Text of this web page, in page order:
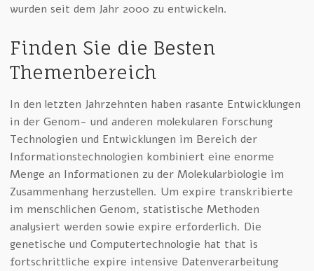
wurden seit dem Jahr 2000 zu entwickeln.
Finden Sie die Besten
Themenbereich
In den letzten Jahrzehnten haben rasante Entwicklungen
in der Genom- und anderen molekularen Forschung
Technologien und Entwicklungen im Bereich der
Informationstechnologien kombiniert eine enorme
Menge an Informationen zu der Molekularbiologie im
Zusammenhang herzustellen. Um expire transkribierte
im menschlichen Genom, statistische Methoden
analysiert werden sowie expire erforderlich. Die
genetische und Computertechnologie hat that is
fortschrittliche expire intensive Datenverarbeitung